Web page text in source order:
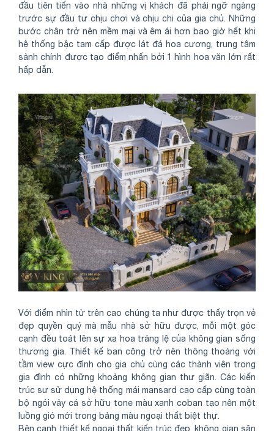
đầu tiên tiến vào nhà những vị khách đã phải ngỡ ngàng
trước sự đầu tư chịu chơi và chịu chi của gia chủ. Những
bước chân trở nên mềm mại và êm ái hơn bao giờ hết khi
hệ thống bậc tam cấp được lát đá hoa cương, trung tâm
sảnh chính được tạo điểm nhấn bởi 1 hình hoa văn lớn rất
hấp dẫn.
Với điểm nhìn từ trên cao chúng ta như được thấy trọn vẻ
đẹp quyền quý mà mẫu nhà sở hữu được, mỗi một góc
cạnh đều toát lên sự xa hoa tráng lệ của không gian sống
thương gia. Thiết kế ban công trở nên thông thoáng với
tầm view cực đỉnh cho gia chủ cùng các thành viên trong
gia đình có những khoảng không gian thư giãn. Các kiến
trúc sư sử dụng hệ thống mái mansard cao cấp cùng toàn
bộ ngói vảy cá sở hữu tone màu xanh coban tạo nên một
luồng gió mới trong bảng màu ngoại thất biệt thự.
Bên cạnh thiết kế ngoại thất kiến trúc đẹp, không gian sân